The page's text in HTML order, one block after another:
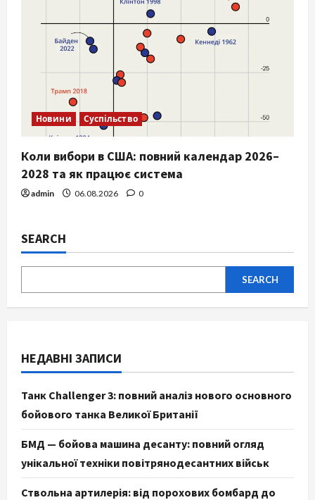
Новини Суспільство
Коли вибори в США: повний календар 2026–
2028 та як працює система
admin 06.08.2026 0
SEARCH
SEARCH
НЕДАВНІ ЗАПИСИ
Танк Challenger 3: повний аналіз нового основного
бойового танка Великої Британії
БМД — бойова машина десанту: повний огляд
унікальної техніки повітрянодесантних військ
Ствольна артилерія: від порохових бомбард до